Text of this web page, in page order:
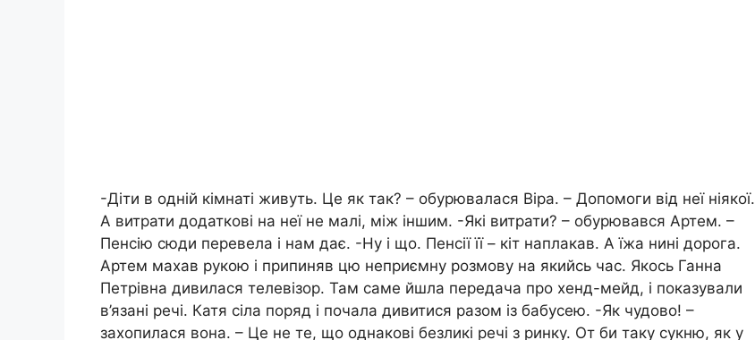
-Діти в одній кімнаті живуть. Це як так? – обурювалася Віра. – Допомоги від неї ніякої.
А витрати додаткові на неї не малі, між іншим. -Які витрати? – обурювався Артем. –
Пенсію сюди перевела і нам дає. -Ну і що. Пенсії її – кіт наплакав. А їжа нині дорога.
Артем махав рукою і припиняв цю неприємну розмову на якийсь час. Якось Ганна
Петрівна дивилася телевізор. Там саме йшла передача про хенд-мейд, і показували
в’язані речі. Катя сіла поряд і почала дивитися разом із бабусею. -Як чудово! –
захопилася вона. – Це не те, що однакові безликі речі з ринку. От би таку сукню, як у